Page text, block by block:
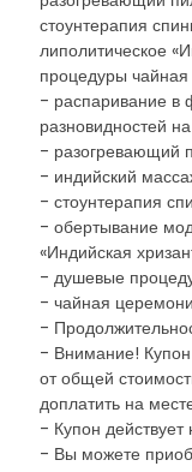
стоунтерапия
липолитическое
процедуры
- распаривание в
разновидностей
- разогревающий
- индийский
- стоунтерапия
- обертывание
«Индийская
- душевые
- чайная
-
- Внимание!
от общей
доплатить на
- Купон действует
- Вы можете